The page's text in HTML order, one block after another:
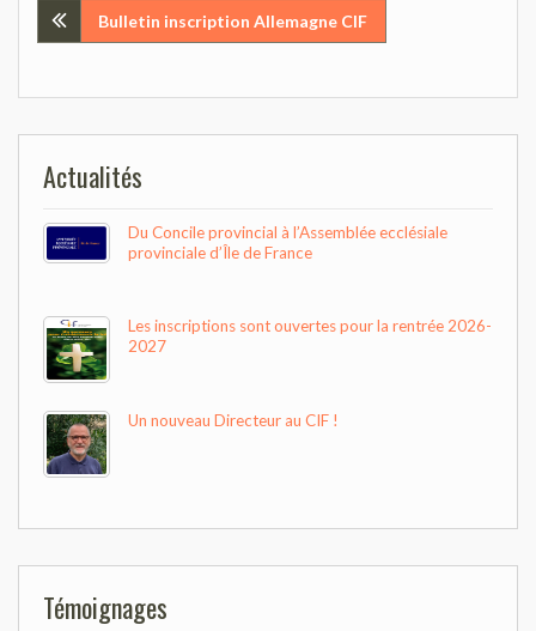
Navigation
l’article
Bulletin inscription Allemagne CIF
Actualités
Du Concile provincial à l’Assemblée ecclésiale
provinciale d’Île de France
Les inscriptions sont ouvertes pour la rentrée 2026-
2027
Un nouveau Directeur au CIF !
Témoignages